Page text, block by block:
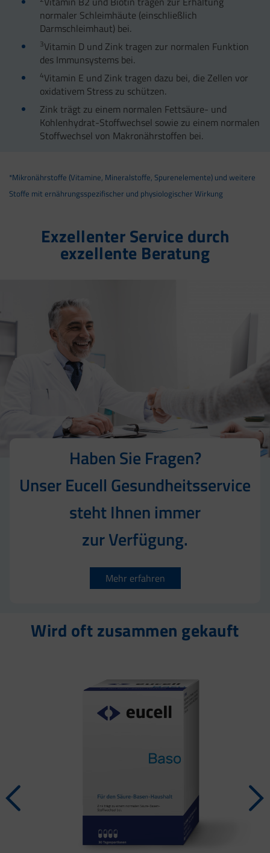
normaler Schleimhäute (einschließlich
Darmschleimhaut) bei.
3Vitamin D und Zink tragen zur normalen Funktion
des Immunsystems bei.
4Vitamin E und Zink tragen dazu bei, die Zellen vor
oxidativem Stress zu schützen.
Zink trägt zu einem normalen Fettsäure- und
Kohlenhydrat-Stoffwechsel sowie zu einem normalen
Stoffwechsel von Makronährstoffen bei.
*Mikronährstoffe (Vitamine, Mineralstoffe, Spurenelemente) und weitere
Stoffe mit ernährungsspezifischer und physiologischer Wirkung
Exzellenter Service durch
exzellente Beratung
Haben Sie Fragen?
Unser Eucell Gesundheitsservice
steht Ihnen immer
zur Verfügung.
Mehr erfahren
Wird oft zusammen gekauft